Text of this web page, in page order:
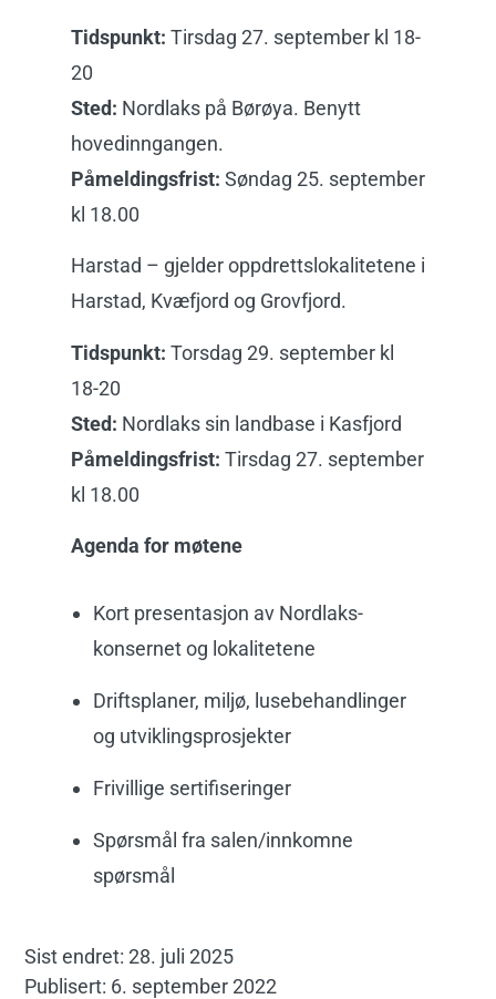
Tidspunkt: Tirsdag 27. september kl 18-
20
Sted: Nordlaks på Børøya. Benytt
hovedinngangen.
Påmeldingsfrist: Søndag 25. september
kl 18.00
Harstad – gjelder oppdrettslokalitetene i
Harstad, Kvæfjord og Grovfjord.
Tidspunkt: Torsdag 29. september kl
18-20
Sted: Nordlaks sin landbase i Kasfjord
Påmeldingsfrist: Tirsdag 27. september
kl 18.00
Agenda for møtene
Kort presentasjon av Nordlaks-
konsernet og lokalitetene
Driftsplaner, miljø, lusebehandlinger
og utviklingsprosjekter
Frivillige sertifiseringer
Spørsmål fra salen/innkomne
spørsmål
Sist endret: 28. juli 2025
Publisert: 6. september 2022